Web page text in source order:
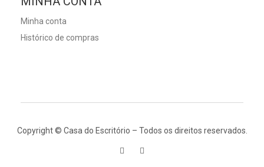
Minha conta
Histórico de compras
Copyright © Casa do Escritório – Todos os direitos reservados.